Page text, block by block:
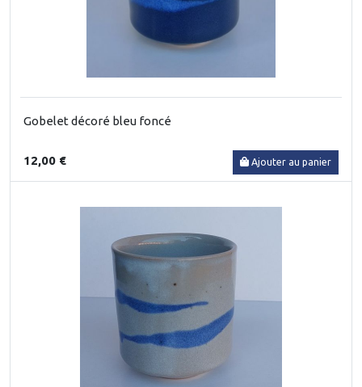
Gobelet décoré bleu foncé
12,00 € Ajouter au panier